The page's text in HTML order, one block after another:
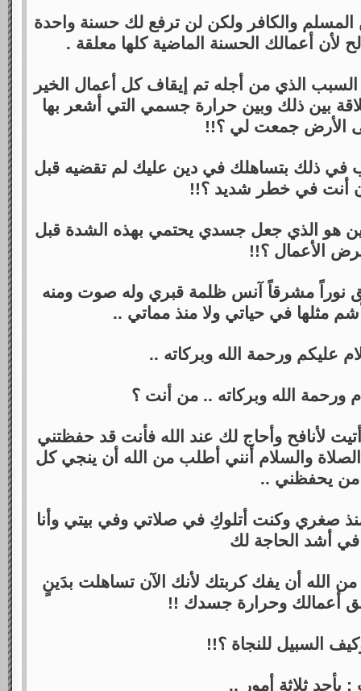
المسلم والكافر ولكن لن ترفع لك حسنة واحدة
أعمالك الحسنة الماضية كلها معلقة .
الذي من أجله تم إيقاف كل أعمال الخير
بين ذلك وبين حرارة جسمي التي أشعر بها
الأرض جمعت لي ؟!!
في ذلك بتساهلك في دين عليك لم تقضيه قبل
أنت في خطر شديد ؟!!
هو الذي جعل جسدي يحتمي بهذه الشدة قبل
الأعمال ؟!!
نوراً مشرقاً آنس ظلمة قبري وله صوت ومنه
مثلها في حياتي ولا منذ مماتي ..
عليكم ورحمة الله وبركاته ..
ورحمة الله وبركاته .. من أنت ؟
لأنافح وأحاج لك عند الله فأنت قد حفظتني
والسلام أنني أطلب من الله أن ينجي كل
من يحفظني ..
صغري وكنت أتلوكِ في صلاتي وفي بيتي وأنا
في أشد الحاجة لك
الله أن يفك كربتك لأنك الآن تساهلت بدَينٍ
أعمالك وحرارة جسدك !!
السبيل للنجاة ؟!!
: بأحد ثلاثة أمور ..